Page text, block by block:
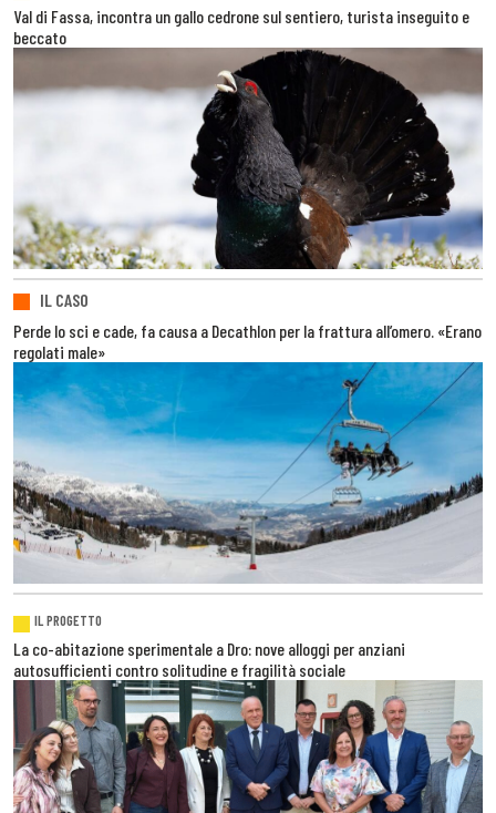
Val di Fassa, incontra un gallo cedrone sul sentiero, turista inseguito e
beccato
IL CASO
Perde lo sci e cade, fa causa a Decathlon per la frattura all’omero. «Erano
regolati male»
IL PROGETTO
La co-abitazione sperimentale a Dro: nove alloggi per anziani
autosufficienti contro solitudine e fragilità sociale